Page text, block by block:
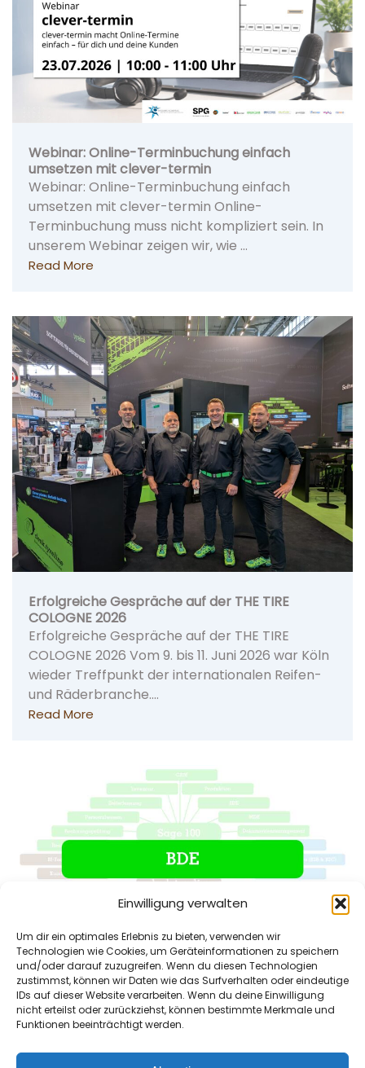
Einwilligung verwalten
Um dir ein optimales Erlebnis zu bieten, verwenden wir
Technologien wie Cookies, um Geräteinformationen zu speichern
und/oder darauf zuzugreifen. Wenn du diesen Technologien
zustimmst, können wir Daten wie das Surfverhalten oder eindeutige
IDs auf dieser Website verarbeiten. Wenn du deine Einwilligung
nicht erteilst oder zurückziehst, können bestimmte Merkmale und
Funktionen beeinträchtigt werden.
Webinar: Online-Terminbuchung einfach
umsetzen mit clever-termin
Webinar: Online-Terminbuchung einfach
umsetzen mit clever-termin Online-
Terminbuchung muss nicht kompliziert sein. In
unserem Webinar zeigen wir, wie …
Read More
Erfolgreiche Gespräche auf der THE TIRE
COLOGNE 2026
Erfolgreiche Gespräche auf der THE TIRE
COLOGNE 2026 Vom 9. bis 11. Juni 2026 war Köln
wieder Treffpunkt der internationalen Reifen-
und Räderbranche.…
Read More
Betriebsdatenerfassung mit Sage 100
BDE (Betriebsdatenerfassung) mit Sage 100
Produktionsdaten in Echtzeit erfassen,